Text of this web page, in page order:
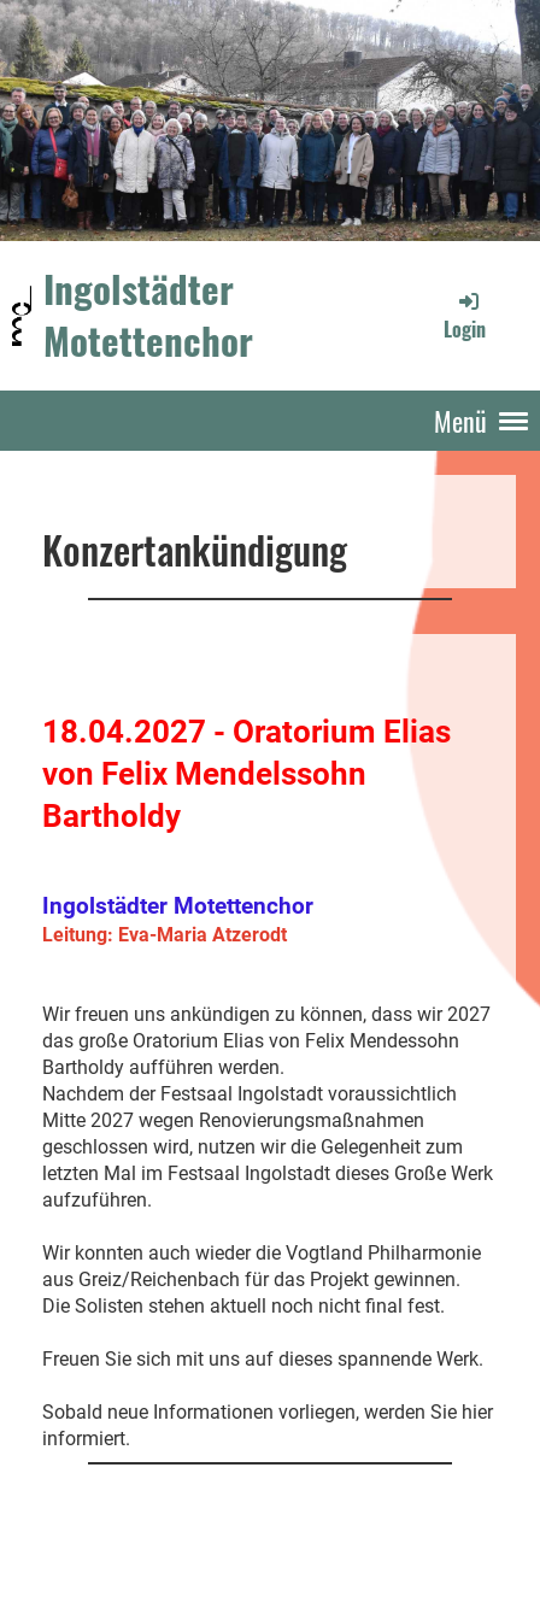
Ingolstädter
Motettenchor
Login
Menü
Konzertankündigung
18.04.2027 - Oratorium Elias
von Felix Mendelssohn
Bartholdy
Ingolstädter Motettenchor
Leitung: Eva-Maria Atzerodt
Wir freuen uns ankündigen zu können, dass wir 2027
das große Oratorium Elias von Felix Mendessohn
Bartholdy aufführen werden.
Nachdem der Festsaal Ingolstadt voraussichtlich
Mitte 2027 wegen Renovierungsmaßnahmen
geschlossen wird, nutzen wir die Gelegenheit zum
letzten Mal im Festsaal Ingolstadt dieses Große Werk
aufzuführen.
Wir konnten auch wieder die Vogtland Philharmonie
aus Greiz/Reichenbach für das Projekt gewinnen.
Die Solisten stehen aktuell noch nicht final fest.
Freuen Sie sich mit uns auf dieses spannende Werk.
Sobald neue Informationen vorliegen, werden Sie hier
informiert.